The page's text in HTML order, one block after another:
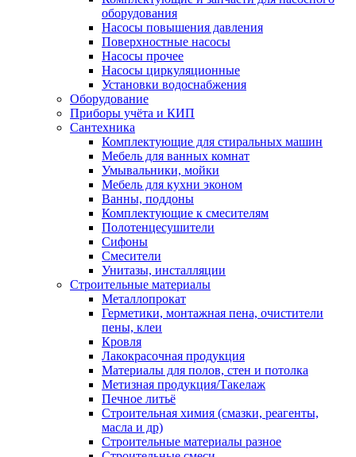
оборудования
Насосы повышения давления
Поверхностные насосы
Насосы прочее
Насосы циркуляционные
Установки водоснабжения
Оборудование
Приборы учёта и КИП
Сантехника
Комплектующие для стиральных машин
Мебель для ванных комнат
Умывальники, мойки
Мебель для кухни эконом
Ванны, поддоны
Комплектующие к смесителям
Полотенцесушители
Сифоны
Смесители
Унитазы, инсталляции
Строительные материалы
Металлопрокат
Герметики, монтажная пена, очистители
пены, клеи
Кровля
Лакокрасочная продукция
Материалы для полов, стен и потолка
Метизная продукция/Такелаж
Печное литьё
Строительная химия (смазки, реагенты,
масла и др)
Строительные материалы разное